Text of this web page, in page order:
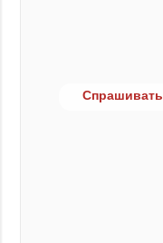
Спрашивать